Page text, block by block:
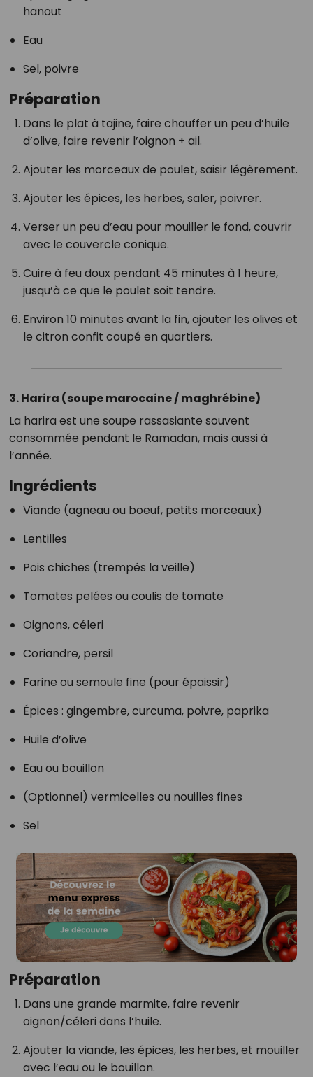
hanout
Eau
Sel, poivre
Préparation
Dans le plat à tajine, faire chauffer un peu d’huile
d’olive, faire revenir l’oignon + ail.
Ajouter les morceaux de poulet, saisir légèrement.
Ajouter les épices, les herbes, saler, poivrer.
Verser un peu d’eau pour mouiller le fond, couvrir
avec le couvercle conique.
Cuire à feu doux pendant 45 minutes à 1 heure,
jusqu’à ce que le poulet soit tendre.
Environ 10 minutes avant la fin, ajouter les olives et
le citron confit coupé en quartiers.
3. Harira (soupe marocaine / maghrébine)
La harira est une soupe rassasiante souvent
consommée pendant le Ramadan, mais aussi à
l’année.
Ingrédients
Viande (agneau ou boeuf, petits morceaux)
Lentilles
Pois chiches (trempés la veille)
Tomates pelées ou coulis de tomate
Oignons, céleri
Coriandre, persil
Farine ou semoule fine (pour épaissir)
Épices : gingembre, curcuma, poivre, paprika
Huile d’olive
Eau ou bouillon
(Optionnel) vermicelles ou nouilles fines
Sel
Préparation
Dans une grande marmite, faire revenir
oignon/céleri dans l’huile.
Ajouter la viande, les épices, les herbes, et mouiller
avec l’eau ou le bouillon.